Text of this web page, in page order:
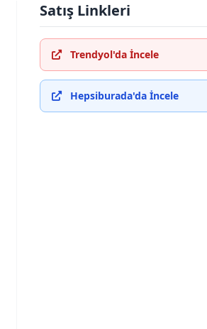
Satış Linkleri
Trendyol'da İncele
Hepsiburada'da İncele